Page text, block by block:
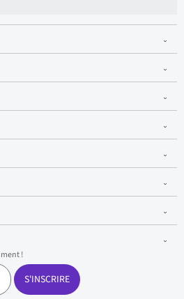
!
S'INSCRIRE